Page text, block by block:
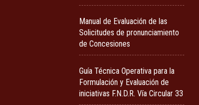
Manual de Evaluación de las
Solicitudes de pronunciamiento
de Concesiones
Guía Técnica Operativa para la
Formulación y Evaluación de
iniciativas F.N.D.R. Vía Circular 33